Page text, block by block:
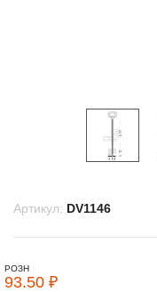
Артикул: DV1146
РОЗН
93.50 ₽